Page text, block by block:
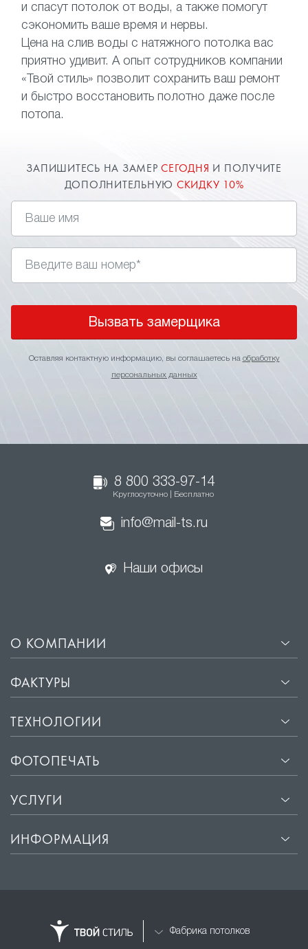
и спасут потолок от воды, а также помогут
сэкономить ваше время и нервы.
Цена на слив воды с натяжного потолка вас
приятно удивит. А опыт сотрудников компании
«Твой стиль» позволит сохранить ваш ремонт
и быстро восстановить полотно даже после
потопа.
ЗАПИШИТЕСЬ НА ЗАМЕРСЕГОДНЯ И ПОЛУЧИТЕ
ДОПОЛНИТЕЛЬНУЮ СКИДКУ 10%
Вызвать замерщика
Оставляя контактную информацию, вы соглашаетесь на обработку
персональных данных
8 800 333-97-14
Круглосуточно | Бесплатно
info@mail-ts.ru
Наши офисы
О КОМПАНИИ
ФАКТУРЫ
ТЕХНОЛОГИИ
ФОТОПЕЧАТЬ
УСЛУГИ
ИНФОРМАЦИЯ
Фабрика потолков